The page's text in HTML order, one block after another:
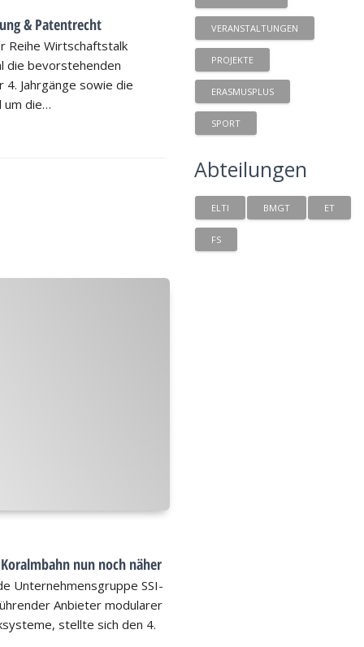
& Patentrecht
Reihe Wirtschaftstalk
die bevorstehenden
Jahrgänge sowie die
um die…
nun noch näher
Unternehmensgruppe SSI-
Anbieter modularer
stellte sich den 4.
VERANSTALTUNGEN
PROJEKTE
ERASMUSPLUS
SPORT
Abteilungen
ELTI BMGT ET
FS